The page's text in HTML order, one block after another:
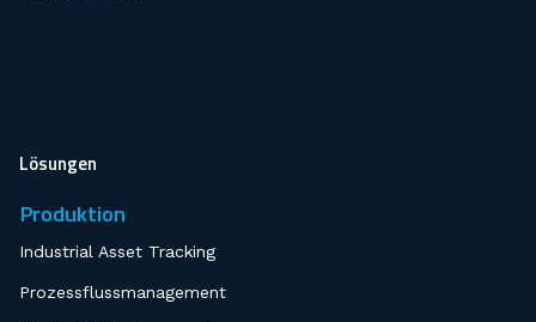
Lösungen
Produktion
Industrial Asset Tracking
Prozessflussmanagement